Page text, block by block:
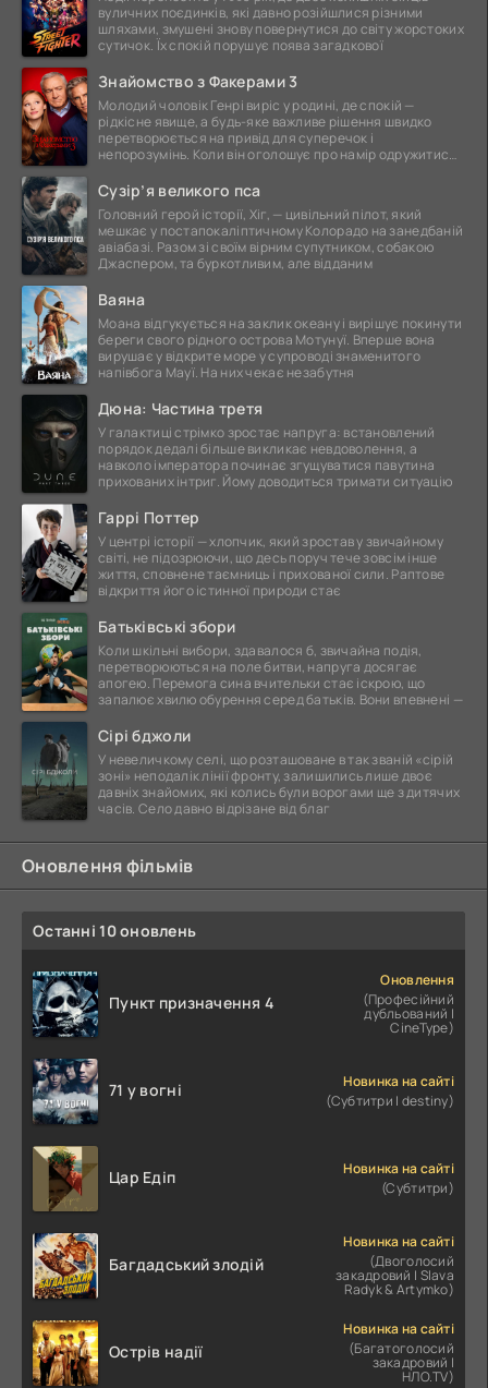
вуличних поєдинків, які давно розійшлися різними
шляхами, змушені знову повернутися до світу жорстоких
сутичок. Їх спокій порушує поява загадкової
Знайомство з Факерами 3
Молодий чоловік Генрі виріс у родині, де спокій —
рідкісне явище, а будь-яке важливе рішення швидко
перетворюється на привід для суперечок і
непорозумінь. Коли він оголошує про намір одружитися,
Сузір’я великого пса
Головний герой історії, Хіг, — цивільний пілот, який
мешкає у постапокаліптичному Колорадо на занедбаній
авіабазі. Разом зі своїм вірним супутником, собакою
Джаспером, та буркотливим, але відданим
Ваяна
Моана відгукується на заклик океану і вирішує покинути
береги свого рідного острова Мотунуї. Вперше вона
вирушає у відкрите море у супроводі знаменитого
напівбога Мауї. На них чекає незабутня
Дюна: Частина третя
У галактиці стрімко зростає напруга: встановлений
порядок дедалі більше викликає невдоволення, а
навколо імператора починає згущуватися павутина
прихованих інтриг. Йому доводиться тримати ситуацію
Гаррі Поттер
У центрі історії — хлопчик, який зростав у звичайному
світі, не підозрюючи, що десь поруч тече зовсім інше
життя, сповнене таємниць і прихованої сили. Раптове
відкриття його істинної природи стає
Батьківські збори
Коли шкільні вибори, здавалося б, звичайна подія,
перетворюються на поле битви, напруга досягає
апогею. Перемога сина вчительки стає іскрою, що
запалює хвилю обурення серед батьків. Вони впевнені —
Сірі бджоли
У невеличкому селі, що розташоване в так званій «сірій
зоні» неподалік лінії фронту, залишились лише двоє
давніх знайомих, які колись були ворогами ще з дитячих
часів. Село давно відрізане від благ
Оновлення фільмів
Останні 10 оновлень
Пункт призначення 4
Оновлення
(Професійний
дубльований |
CineType)
71 у вогні
Новинка на сайті
(Субтитри | destiny)
Цар Едіп
Новинка на сайті
(Субтитри)
Багдадський злодій
Новинка на сайті
(Двоголосий
закадровий | Slava
Radyk & Artymko)
Острів надії
Новинка на сайті
(Багатоголосий
закадровий |
НЛО.TV)